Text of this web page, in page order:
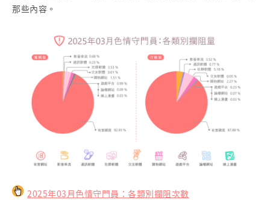
那些內容。
2025年03月色情守門員：各類別攔阻次數